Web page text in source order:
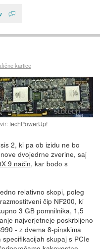
kartice
vir:techPowerUp!
2, ki pa ob izidu ne bo
dvojedrne zverine, saj
9 način, kar bodo s
relativno skopi, poleg
čip NF200, ki
3 GB pomnilnika, 1,5
najverjetneje poskrbljeno
- z dvema 8-pinskima
skupaj s PCIe